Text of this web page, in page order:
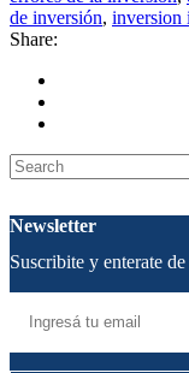
de inversión, inversion
Share:
Newsletter
Suscribite y enterate